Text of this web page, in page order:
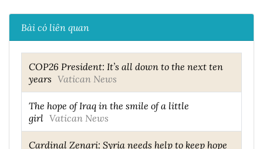
Bài có liên quan
COP26 President: It’s all down to the next ten
years Vatican News
The hope of Iraq in the smile of a little
girl Vatican News
Cardinal Zenari: Syria needs help to keep hope